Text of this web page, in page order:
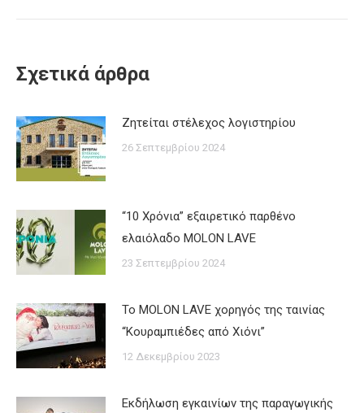
Σχετικά άρθρα
Ζητείται στέλεχος λογιστηρίου
26 Σεπτεμβρίου 2024
“10 Xρόνια” εξαιρετικό παρθένο
ελαιόλαδο MOLON LAVE
23 Σεπτεμβρίου 2024
Το MOLON LAVE χορηγός της ταινίας
“Κουραμπιέδες από Χιόνι”
12 Δεκεμβρίου 2023
Εκδήλωση εγκαινίων της παραγωγικής